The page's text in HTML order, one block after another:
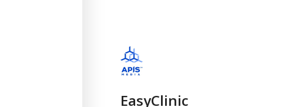
EasyClinic